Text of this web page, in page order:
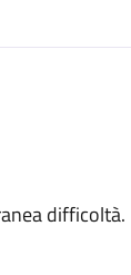
difficoltà.